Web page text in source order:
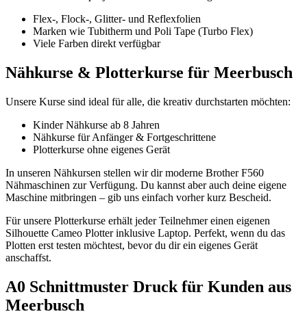
Flex-, Flock-, Glitter- und Reflexfolien
Marken wie Tubitherm und Poli Tape (Turbo Flex)
Viele Farben direkt verfügbar
Nähkurse & Plotterkurse für Meerbusch
Unsere Kurse sind ideal für alle, die kreativ durchstarten möchten:
Kinder Nähkurse ab 8 Jahren
Nähkurse für Anfänger & Fortgeschrittene
Plotterkurse ohne eigenes Gerät
In unseren Nähkursen stellen wir dir moderne Brother F560
Nähmaschinen zur Verfügung. Du kannst aber auch deine eigene
Maschine mitbringen – gib uns einfach vorher kurz Bescheid.
Für unsere Plotterkurse erhält jeder Teilnehmer einen eigenen
Silhouette Cameo Plotter inklusive Laptop. Perfekt, wenn du das
Plotten erst testen möchtest, bevor du dir ein eigenes Gerät
anschaffst.
A0 Schnittmuster Druck für Kunden aus
Meerbusch